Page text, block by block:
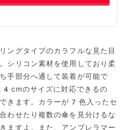
ングタイプのカラフルな見た目
シリコン素材を使用しており柔
手部分へ通して装着が可能で
のサイズに対応できるの
きます。カラーが7色入ったセ
わせたり複数の傘を見分けるな
ますよ。また、アンブレラマー